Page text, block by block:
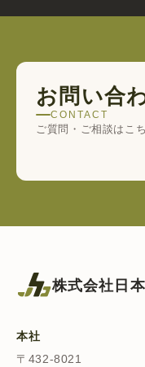
お問い合
CONTACT
ご質問・ご相談はこ
株式会社日
本社
〒432-8021